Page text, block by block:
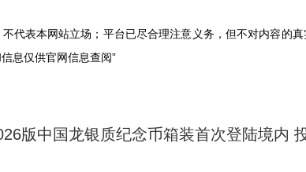
代表本网站立场；平台已尽合理注意义务，但不对内容的
信息仅供官网信息查阅”
版中国龙银质纪念币箱装首次登陆境内